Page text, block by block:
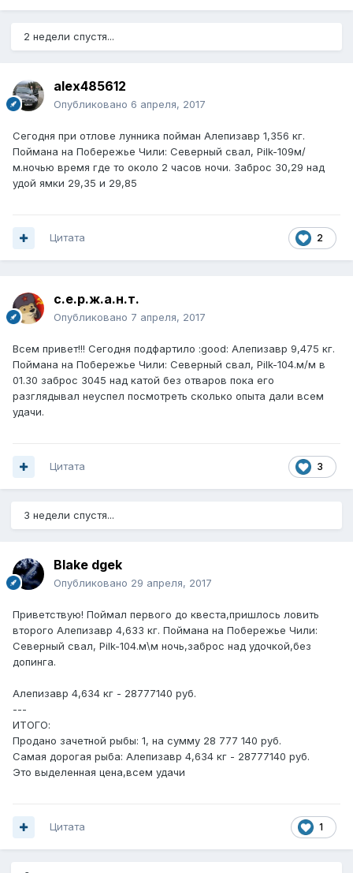
2 недели спустя...
alex485612
Опубликовано 6 апреля, 2017
Сегодня при отлове лунника пойман Алепизавр 1,356 кг.
Поймана на Побережье Чили: Северный свал, Pilk-109м/
м.ночью время где то около 2 часов ночи. Заброс 30,29 над
удой ямки 29,35 и 29,85
2
Цитата
с.е.р.ж.а.н.т.
Опубликовано 7 апреля, 2017
Всем привет!!! Сегодня подфартило :good: Алепизавр 9,475 кг.
Поймана на Побережье Чили: Северный свал, Pilk-104.м/м в
01.30 заброс 3045 над катой без отваров пока его
разглядывал неуспел посмотреть сколько опыта дали всем
удачи.
3
Цитата
3 недели спустя...
Blake dgek
Опубликовано 29 апреля, 2017
Приветствую! Поймал первого до квеста,пришлось ловить
второго Алепизавр 4,633 кг. Поймана на Побережье Чили:
Северный свал, Pilk-104.м\м ночь,заброс над удочкой,без
допинга.
Алепизавр 4,634 кг - 28777140 руб.
---
ИТОГО:
Продано зачетной рыбы: 1, на сумму 28 777 140 руб.
Самая дорогая рыба: Алепизавр 4,634 кг - 28777140 руб.
Это выделенная цена,всем удачи
1
Цитата